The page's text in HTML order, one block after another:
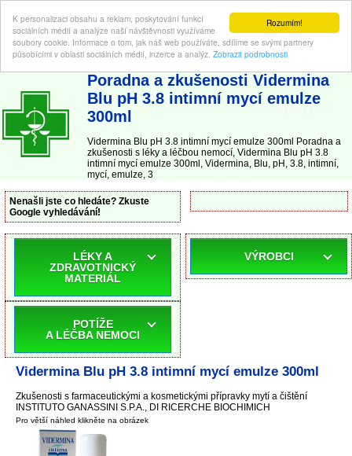
Rozumím!
K personalizaci obsahu a reklam, poskytování funkcí
sociálních médií a analýze naší návštěvnosti využíváme
soubory cookie. Informace o tom, jak náš web používáte, sdílíme se svými partnery
působícími v oblasti sociálních médií, inzerce a analýz. Zobrazit podrobnosti
ABC-LEKARNA.cz | Poradna a zkušenosti s léky a léčbou nemocí
Poradna a zkušenosti Vidermina
Blu pH 3.8 intimní mycí emulze
300ml
Vidermina Blu pH 3.8 intimní mycí emulze 300ml Poradna a
zkušenosti s léky a léčbou nemocí, Vidermina Blu pH 3.8
intimní mycí emulze 300ml, Vidermina, Blu, pH, 3.8, intimní,
mycí, emulze, 3
Nenašli jste co hledáte? Zkuste
Google vyhledávání!
LÉKY A
ZDRAVOTNICKÝ
MATERIÁL
POTÍŽE
A LÉČBA NEMOCI
VÝROBCI
Vidermina Blu pH 3.8 intimní mycí emulze 300ml
Zkušenosti s farmaceutickými a kosmetickými přípravky mytí a čištění
INSTITUTO GANASSINI S.P.A., DI RICERCHE BIOCHIMICH
Pro větší náhled klikněte na obrázek